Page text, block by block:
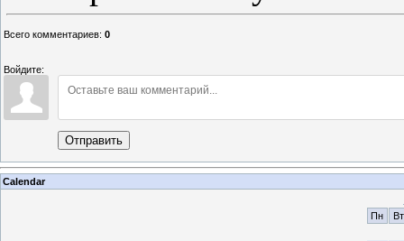
Всего комментариев: 0
Войдите:
Отправить
Calendar
Пн
Вт